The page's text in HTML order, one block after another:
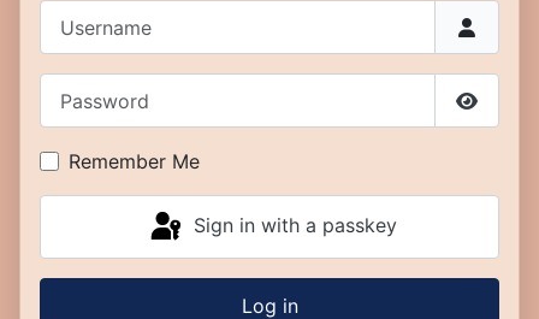
Show
Remember Me
Sign in with a passkey
Log in